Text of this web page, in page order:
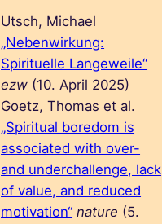
Utsch, Michael
„Nebenwirkung:
Spirituelle Langeweile“
ezw (10. April 2025)
Goetz, Thomas et al.
„Spiritual boredom is
associated with over-
and underchallenge, lack
of value, and reduced
motivation“ nature (5.